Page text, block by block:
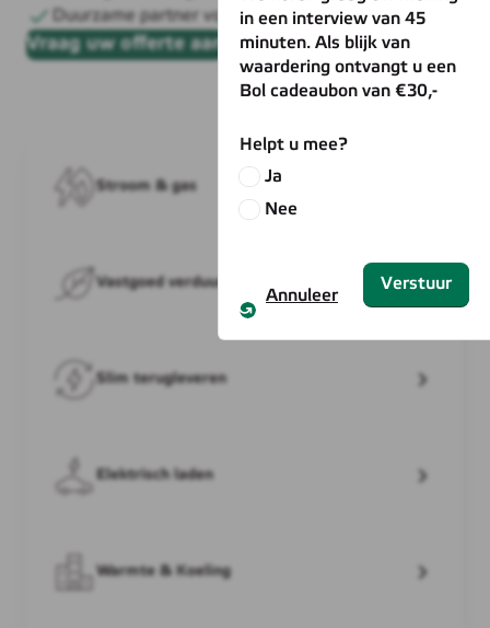
Duurzame partner voor de lange termijn
Vraag uw offerte aan
Stroom & gas
Vastgoed verduurzamen
Slim terugleveren
Elektrisch laden
Warmte & Koeling